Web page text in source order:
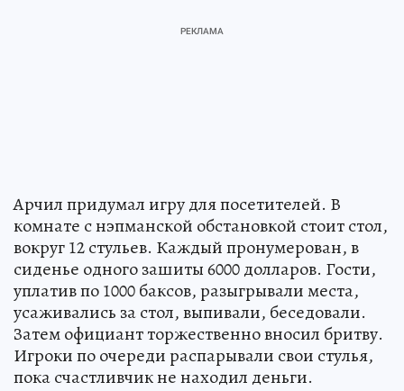
Арчил придумал игру для посетителей. В
комнате с нэпманской обстановкой стоит стол,
вокруг 12 стульев. Каждый пронумерован, в
сиденье одного зашиты 6000 долларов. Гости,
уплатив по 1000 баксов, разыгрывали места,
усаживались за стол, выпивали, беседовали.
Затем официант торжественно вносил бритву.
Игроки по очереди распарывали свои стулья,
пока счастливчик не находил деньги.